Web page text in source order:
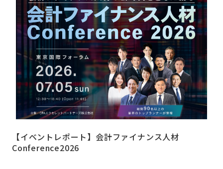
【イベントレポート】会計ファイナンス人材
Conference2026